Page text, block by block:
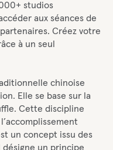
studios
aux séances de
Créez votre
à un seul
chinoise
Elle se base sur la
Cette discipline
un concept issu des
un principe